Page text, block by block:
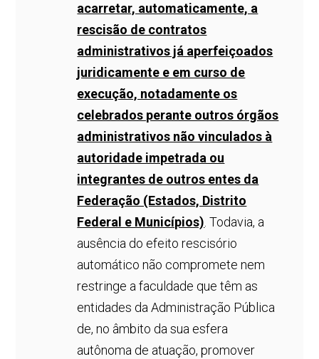
acarretar, automaticamente, a
rescisão de contratos
administrativos já aperfeiçoados
juridicamente e em curso de
execução, notadamente os
celebrados perante outros órgãos
administrativos não vinculados à
autoridade impetrada ou
integrantes de outros entes da
Federação (Estados, Distrito
Federal e Municípios) . Todavia, a
ausência do efeito rescisório
automático não compromete nem
restringe a faculdade que têm as
entidades da Administração Pública
de, no âmbito da sua esfera
autônoma de atuação, promover